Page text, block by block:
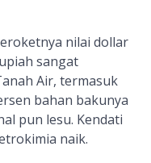
nilai dollar
sangat
Air, termasuk
bahan bakunya
pun lesu. Kendati
naik.